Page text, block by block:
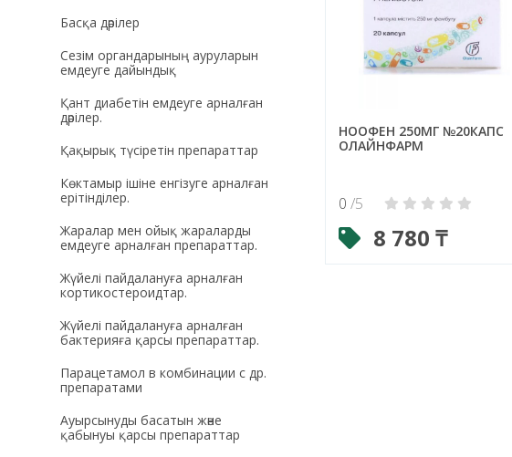
Басқа дәрілер
Сезім органдарының ауруларын
емдеуге дайындық
Қант диабетін емдеуге арналған
дәрілер.
Қақырық түсіретін препараттар
Көктамыр ішіне енгізуге арналған
ерітінділер.
Жаралар мен ойық жараларды
емдеуге арналған препараттар.
Жүйелі пайдалануға арналған
кортикостероидтар.
Жүйелі пайдалануға арналған
бактерияға қарсы препараттар.
Парацетамол в комбинации с др.
препаратами
Ауырсынуды басатын және
қабынуы қарсы препараттар
НООФЕН 250МГ №20КАПС
ОЛАЙНФАРМ
0 /5
8 780 ₸